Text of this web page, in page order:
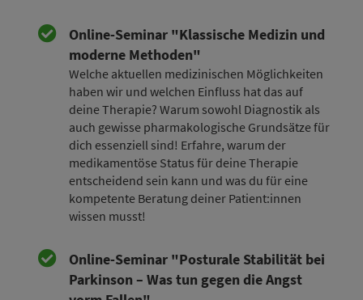
Online-Seminar "Klassische Medizin und
moderne Methoden"
Welche aktuellen medizinischen Möglichkeiten
haben wir und welchen Einfluss hat das auf
deine Therapie? Warum sowohl Diagnostik als
auch gewisse pharmakologische Grundsätze für
dich essenziell sind! Erfahre, warum der
medikamentöse Status für deine Therapie
entscheidend sein kann und was du für eine
kompetente Beratung deiner Patient:innen
wissen musst!
Online-Seminar "Posturale Stabilität bei
Parkinson – Was tun gegen die Angst